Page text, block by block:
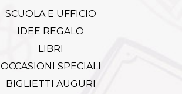
SCUOLA E UFFICIO
IDEE REGALO
LIBRI
OCCASIONI SPECIALI
BIGLIETTI AUGURI